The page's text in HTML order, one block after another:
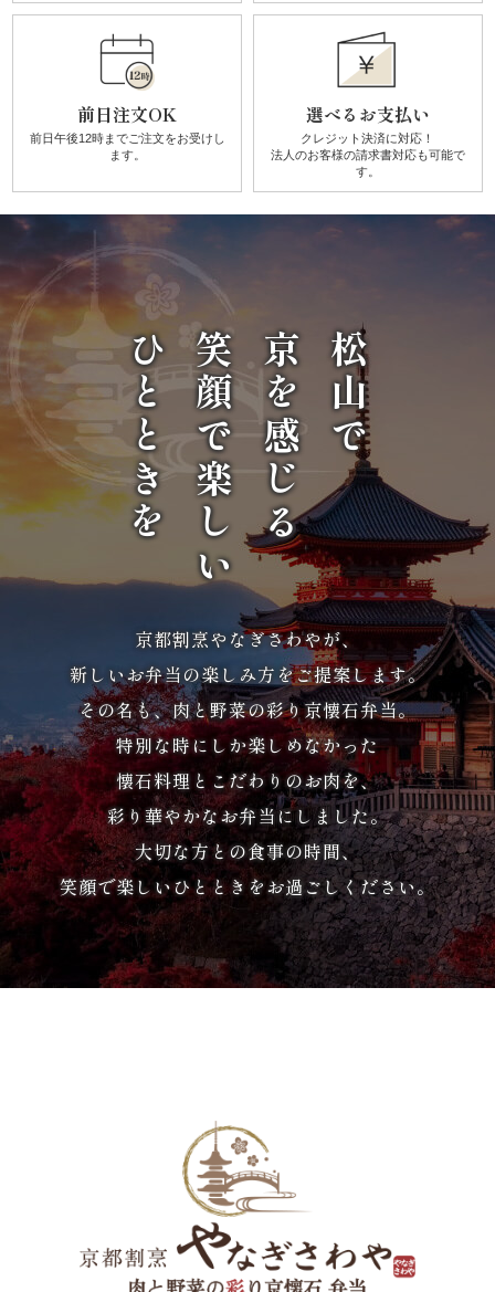
リ
ー
ン
か
選
ぶ
家
ま
り
会
議・
研
法
前日注文OK
前日午後12時までご注文をお受けし
ます。
選べるお支払い
クレジット決済に対応！
法人のお客様の請求書対応も可能で
す。
松山で
京を感じる
笑顔で楽しい
ひとときを
京都割烹やなぎさわやが、
新しいお弁当の楽しみ方をご提案します。
その名も、肉と野菜の彩り京懐石弁当。
特別な時にしか楽しめなかった
懐石料理とこだわりのお肉を、
彩り華やかなお弁当にしました。
大切な方との食事の時間、
笑顔で楽しいひとときをお過ごしください。